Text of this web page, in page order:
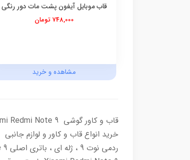
قاب موبایل آیفون پشت مات دور رنگی
748,000 تومان
مشاهده و خرید
قاب و کاور گوشی Xiaomi Redmi Note 9